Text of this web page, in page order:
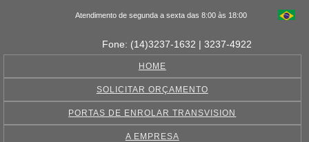
Atendimento de segunda a sexta das 8:00 às 18:00
Fone: (14)3237-1632 | 3237-4922
HOME
SOLICITAR ORÇAMENTO
PORTAS DE ENROLAR TRANSVISION
A EMPRESA